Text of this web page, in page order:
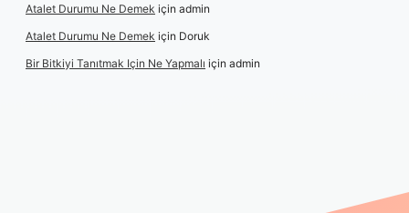
Atalet Durumu Ne Demek için admin
Atalet Durumu Ne Demek için Doruk
Bir Bitkiyi Tanıtmak Için Ne Yapmalı için admin